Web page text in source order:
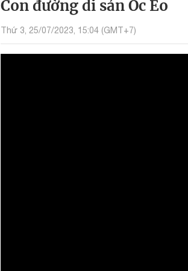
Con đường di sản Óc Eo
Thứ 3, 25/07/2023, 15:04 (GMT+7)